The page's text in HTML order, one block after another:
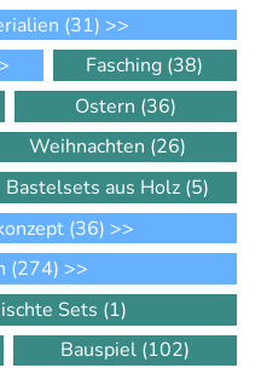
(31) >>
Fasching (38)
Ostern (36)
Weihnachten (26)
Bastelsets aus Holz (5)
(36) >>
(274) >>
Sets (1)
Bauspiel (102)